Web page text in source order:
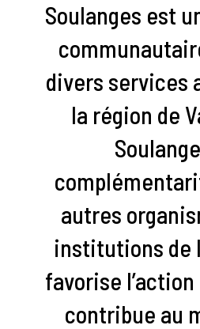
Soulanges est
divers services
la région de
autres
institutions de
favorise
contribue au